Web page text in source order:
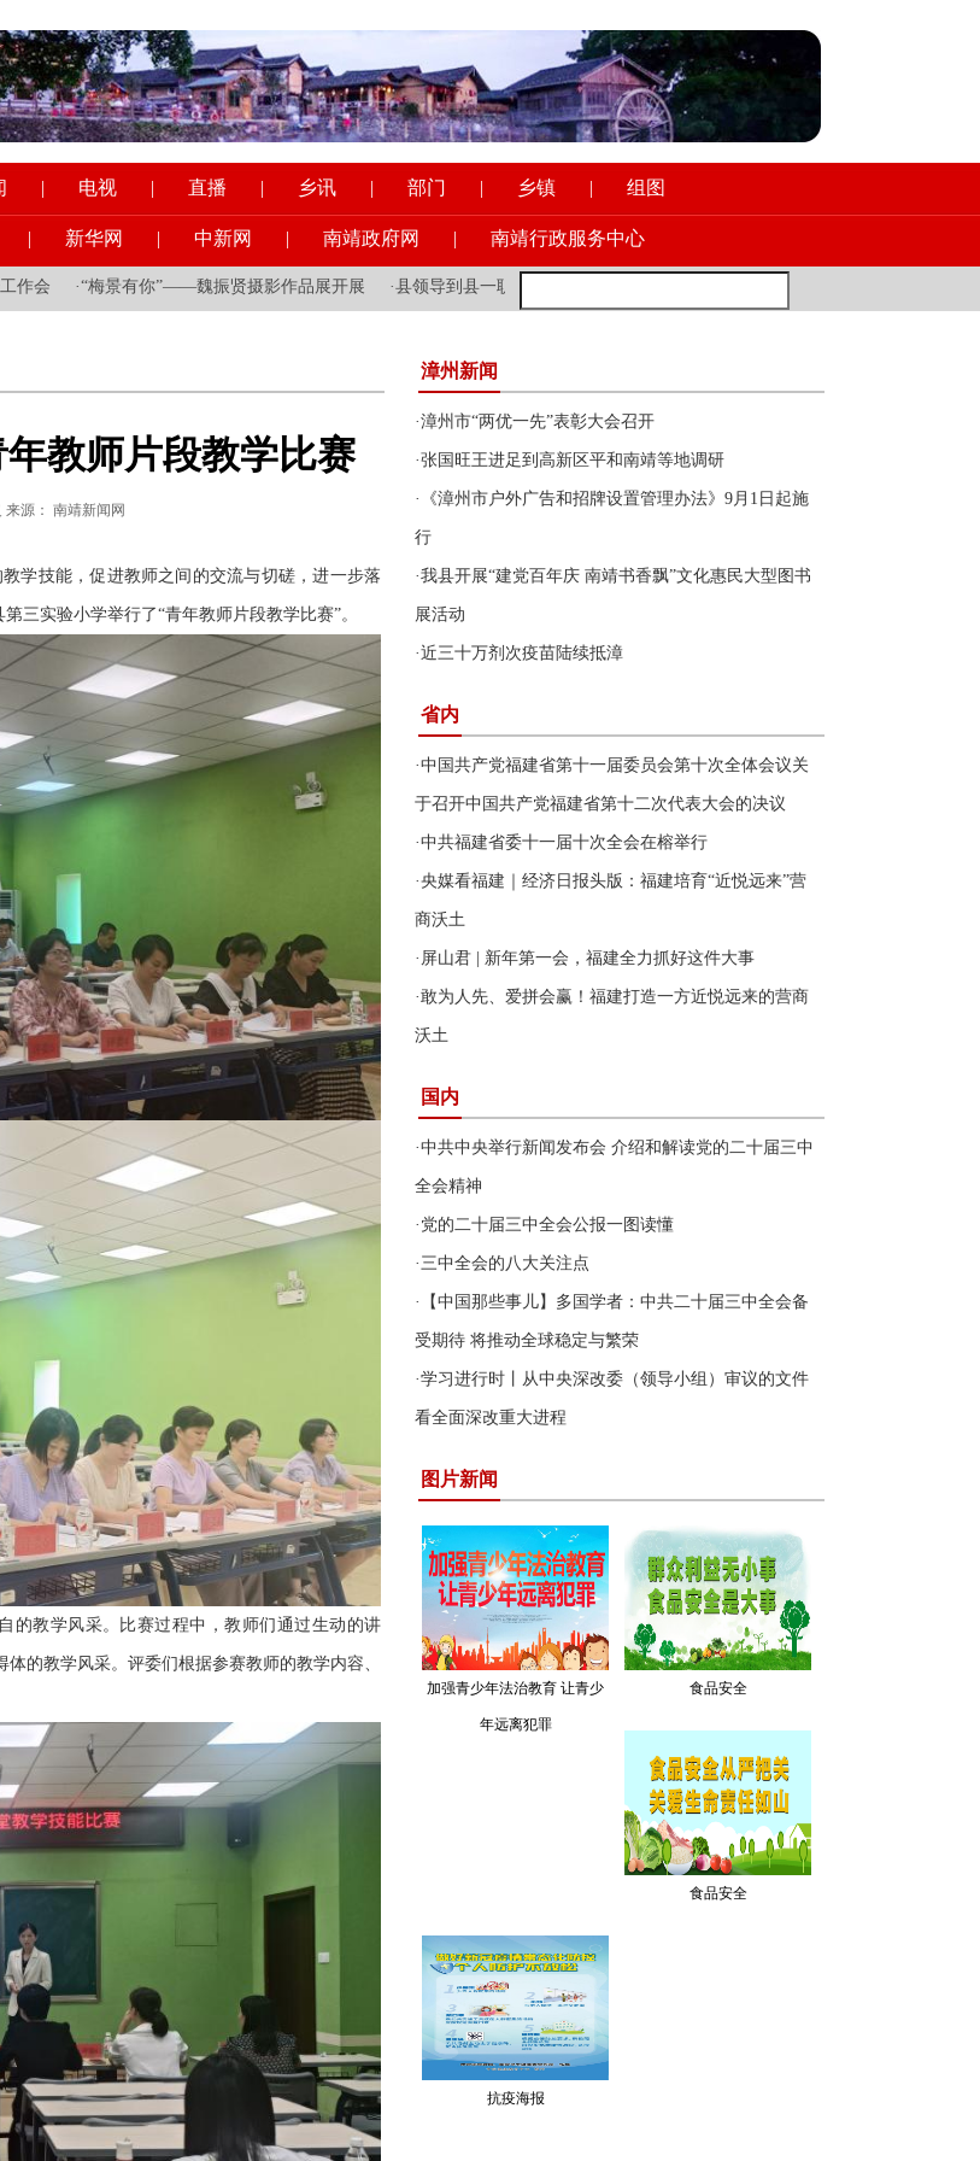
| 电视 | 直播 | 乡讯 | 部门 | 乡镇 | 组图
| 新华网 | 中新网 | 南靖政府网 | 南靖行政服务中心
·“梅景有你”——魏振贤摄影作品展开展 ·县领导到县一职校调研意识形态工作
教师片段教学比赛
来源： 南靖新闻网
学技能，促进教师之间的交流与切磋，进一步落
三实验小学举行了“青年教师片段教学比赛”。
的教学风采。比赛过程中，教师们通过生动的讲
的教学风采。评委们根据参赛教师的教学内容、
漳州新闻
·漳州市“两优一先”表彰大会召开
·张国旺王进足到高新区平和南靖等地调研
· 《漳州市户外广告和招牌设置管理办法》9月1日起施
行
·我县开展“建党百年庆 南靖书香飘”文化惠民大型图书
展活动
·近三十万剂次疫苗陆续抵漳
省内
·中国共产党福建省第十一届委员会第十次全体会议关
于召开中国共产党福建省第十二次代表大会的决议
·中共福建省委十一届十次全会在榕举行
·央媒看福建｜经济日报头版：福建培育“近悦远来”营
商沃土
· 屏山君 | 新年第一会，福建全力抓好这件大事
·敢为人先、爱拼会赢！福建打造一方近悦远来的营商
沃土
国内
·中共中央举行新闻发布会 介绍和解读党的二十届三中
全会精神
· 党的二十届三中全会公报一图读懂
·三中全会的八大关注点
· 【中国那些事儿】多国学者：中共二十届三中全会备
受期待 将推动全球稳定与繁荣
·学习进行时丨从中央深改委（领导小组）审议的文件
看全面深改重大进程
图片新闻
加强青少年法治教育 让青少
年远离犯罪
食品安全
食品安全
抗疫海报